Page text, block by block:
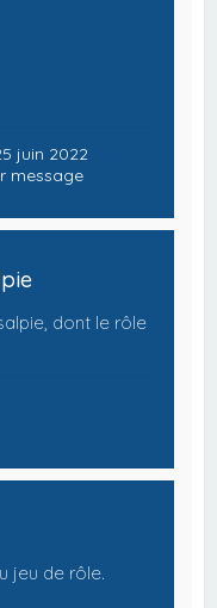
juin 2022
message
dont le rôle
jeu de rôle.